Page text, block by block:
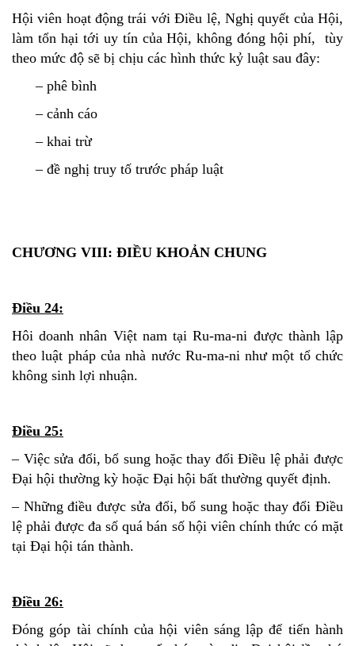
Hội viên hoạt động trái với Điều lệ, Nghị quyết của Hội,
làm tổn hại tới uy tín của Hội, không đóng hội phí, tùy
theo mức độ sẽ bị chịu các hình thức kỷ luật sau đây:
– phê bình
– cảnh cáo
– khai trừ
– đề nghị truy tố trước pháp luật
CHƯƠNG VIII: ĐIỀU KHOẢN CHUNG
Điều 24:
Hôi doanh nhân Việt nam tại Ru-ma-ni được thành lập
theo luật pháp của nhà nước Ru-ma-ni như một tổ chức
không sinh lợi nhuận.
Điều 25:
– Việc sửa đổi, bổ sung hoặc thay đổi Điều lệ phải được
Đại hội thường kỳ hoặc Đại hội bất thường quyết định.
– Những điều được sửa đổi, bổ sung hoặc thay đổi Điều
lệ phải được đa số quá bán số hội viên chính thức có mặt
tại Đại hội tán thành.
Điều 26:
Đóng góp tài chính của hội viên sáng lập để tiến hành